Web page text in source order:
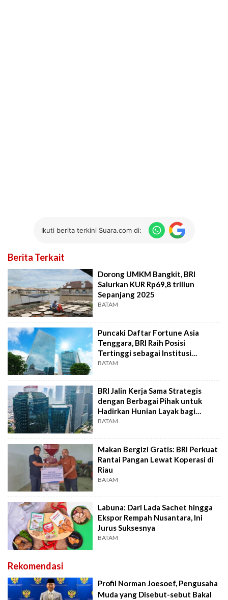
Ikuti berita terkini Suara.com di:
Berita Terkait
Dorong UMKM Bangkit, BRI
Salurkan KUR Rp69,8 triliun
Sepanjang 2025
BATAM
Puncaki Daftar Fortune Asia
Tenggara, BRI Raih Posisi
Tertinggi sebagai Institusi
Keuangan No.1
BATAM
BRI Jalin Kerja Sama Strategis
dengan Berbagai Pihak untuk
Hadirkan Hunian Layak bagi
Masyarakat
BATAM
Makan Bergizi Gratis: BRI Perkuat
Rantai Pangan Lewat Koperasi di
Riau
BATAM
Labuna: Dari Lada Sachet hingga
Ekspor Rempah Nusantara, Ini
Jurus Suksesnya
BATAM
Rekomendasi
Profil Norman Joesoef, Pengusaha
Muda yang Disebut-sebut Bakal